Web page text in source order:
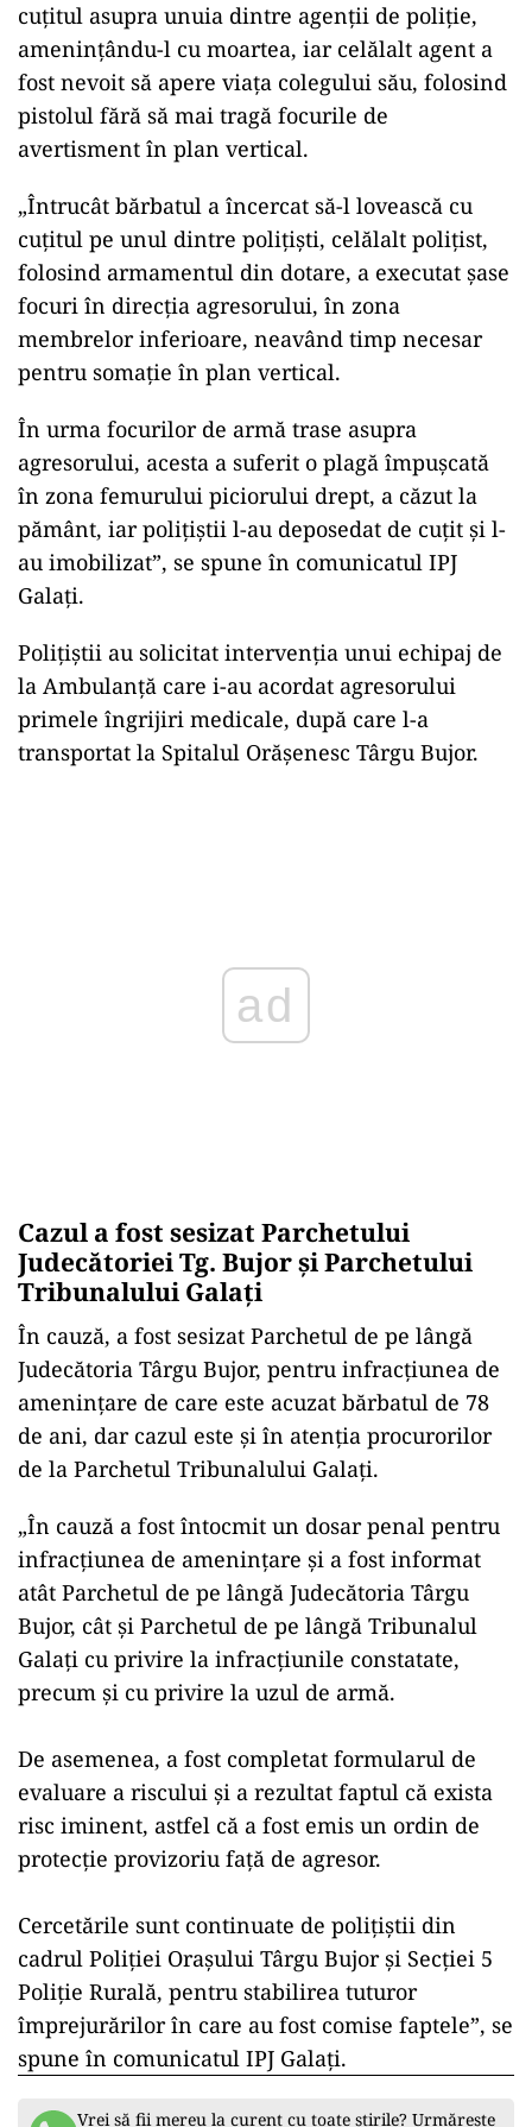
cuțitul asupra unuia dintre agenţii de poliţie,
ameninţându-l cu moartea, iar celălalt agent a
fost nevoit să apere viața colegului său, folosind
pistolul fără să mai tragă focurile de
avertisment în plan vertical.
„Întrucât bărbatul a încercat să-l lovească cu
cuţitul pe unul dintre poliţişti, celălalt poliţist,
folosind armamentul din dotare, a executat şase
focuri în direcţia agresorului, în zona
membrelor inferioare, neavând timp necesar
pentru somaţie în plan vertical.
În urma focurilor de armă trase asupra
agresorului, acesta a suferit o plagă împuşcată
în zona femurului piciorului drept, a căzut la
pământ, iar poliţiştii l-au deposedat de cuţit şi l-
au imobilizat”, se spune în comunicatul IPJ
Galați.
Polițiștii au solicitat intervenţia unui echipaj de
la Ambulanţă care i-au acordat agresorului
primele îngrijiri medicale, după care l-a
transportat la Spitalul Orăşenesc Târgu Bujor.
ad
Cazul a fost sesizat Parchetului
Judecătoriei Tg. Bujor și Parchetului
Tribunalului Galați
În cauză, a fost sesizat Parchetul de pe lângă
Judecătoria Târgu Bujor, pentru infracţiunea de
ameninţare de care este acuzat bărbatul de 78
de ani, dar cazul este și în atenția procurorilor
de la Parchetul Tribunalului Galați.
„În cauză a fost întocmit un dosar penal pentru
infracţiunea de ameninţare şi a fost informat
atât Parchetul de pe lângă Judecătoria Târgu
Bujor, cât şi Parchetul de pe lângă Tribunalul
Galaţi cu privire la infracţiunile constatate,
precum şi cu privire la uzul de armă.
De asemenea, a fost completat formularul de
evaluare a riscului şi a rezultat faptul că exista
risc iminent, astfel că a fost emis un ordin de
protecţie provizoriu faţă de agresor.
Cercetările sunt continuate de poliţiştii din
cadrul Poliţiei Oraşului Târgu Bujor şi Secţiei 5
Poliţie Rurală, pentru stabilirea tuturor
împrejurărilor în care au fost comise faptele”, se
spune în comunicatul IPJ Galați.
Vrei să fii mereu la curent cu toate știrile? Urmărește